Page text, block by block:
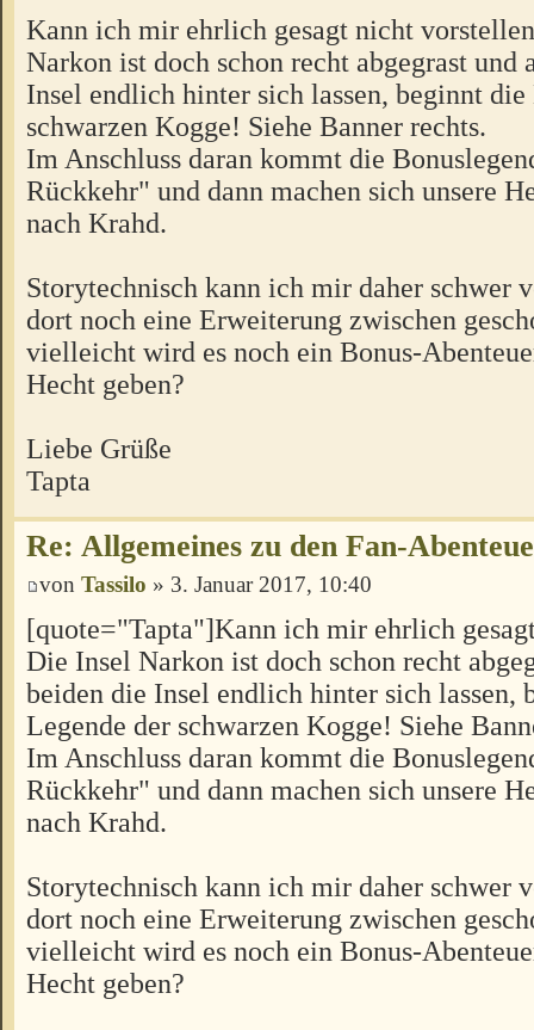
Kann ich mir ehrlich gesagt nicht
Narkon ist doch schon recht abgegrast und
Insel endlich hinter sich lassen, beginnt die
schwarzen Kogge! Siehe Banner rechts.
Im Anschluss daran kommt die
Rückkehr" und dann machen sich unsere
nach Krahd.
Storytechnisch kann ich mir daher schwer
dort noch eine Erweiterung zwischen
vielleicht wird es noch ein Bonus-
Hecht geben?
Liebe Grüße
Tapta
Re: Allgemeines zu den Fan-
von Tassilo » 3. Januar 2017, 10:40
[quote="Tapta"]Kann ich mir ehrlich
Die Insel Narkon ist doch schon recht
beiden die Insel endlich hinter sich lassen,
Legende der schwarzen Kogge! Siehe
Im Anschluss daran kommt die
Rückkehr" und dann machen sich unsere
nach Krahd.
Storytechnisch kann ich mir daher schwer
dort noch eine Erweiterung zwischen
vielleicht wird es noch ein Bonus-
Hecht geben?